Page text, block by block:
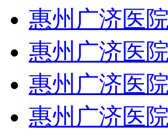
惠州广济医
惠州广济医
惠州广济医
惠州广济医